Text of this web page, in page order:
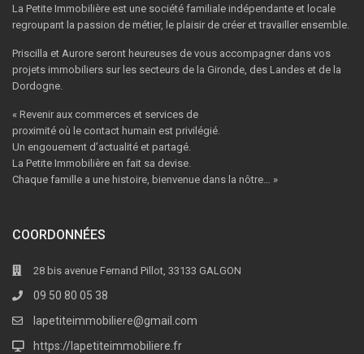
La Petite Immobilière est une société familiale indépendante et locale
regroupant la passion de métier, le plaisir de créer et travailler ensemble.
Priscilla et Aurore seront heureuses de vous accompagner dans vos
projets immobiliers sur les secteurs de la Gironde, des Landes et de la
Dordogne.
« Revenir aux commerces et services de
proximité où le contact humain est privilégié.
Un engouement d’actualité et partagé.
La Petite Immobilière en fait sa devise.
Chaque famille a une histoire, bienvenue dans la nôtre… »
COORDONNÉES
28 bis avenue Fernand Pillot, 33133 GALGON
09 50 80 05 38
lapetiteimmobiliere@gmail.com
https://lapetiteimmobiliere.fr